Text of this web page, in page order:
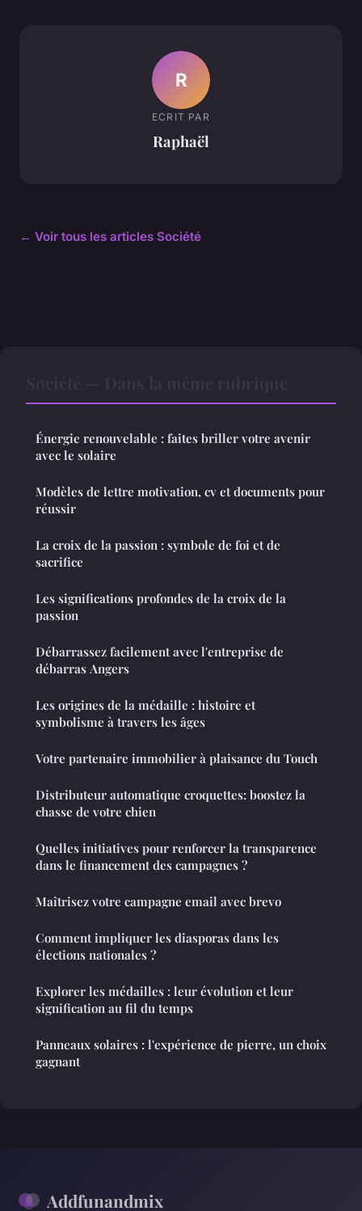
R
ECRIT PAR
Raphaël
← Voir tous les articles Société
Énergie renouvelable : faites briller votre avenir
avec le solaire
Modèles de lettre motivation, cv et documents pour
réussir
La croix de la passion : symbole de foi et de
sacrifice
Les significations profondes de la croix de la
passion
Débarrassez facilement avec l'entreprise de
débarras Angers
Les origines de la médaille : histoire et
symbolisme à travers les âges
Votre partenaire immobilier à plaisance du Touch
Distributeur automatique croquettes: boostez la
chasse de votre chien
Quelles initiatives pour renforcer la transparence
dans le financement des campagnes ?
Maîtrisez votre campagne email avec brevo
Comment impliquer les diasporas dans les
élections nationales ?
Explorer les médailles : leur évolution et leur
signification au fil du temps
Panneaux solaires : l'expérience de pierre, un choix
gagnant
Addfunandmix